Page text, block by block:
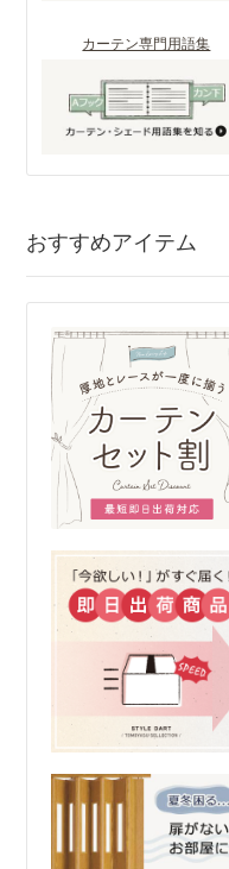
カーテン専門用語集
おすすめアイテム